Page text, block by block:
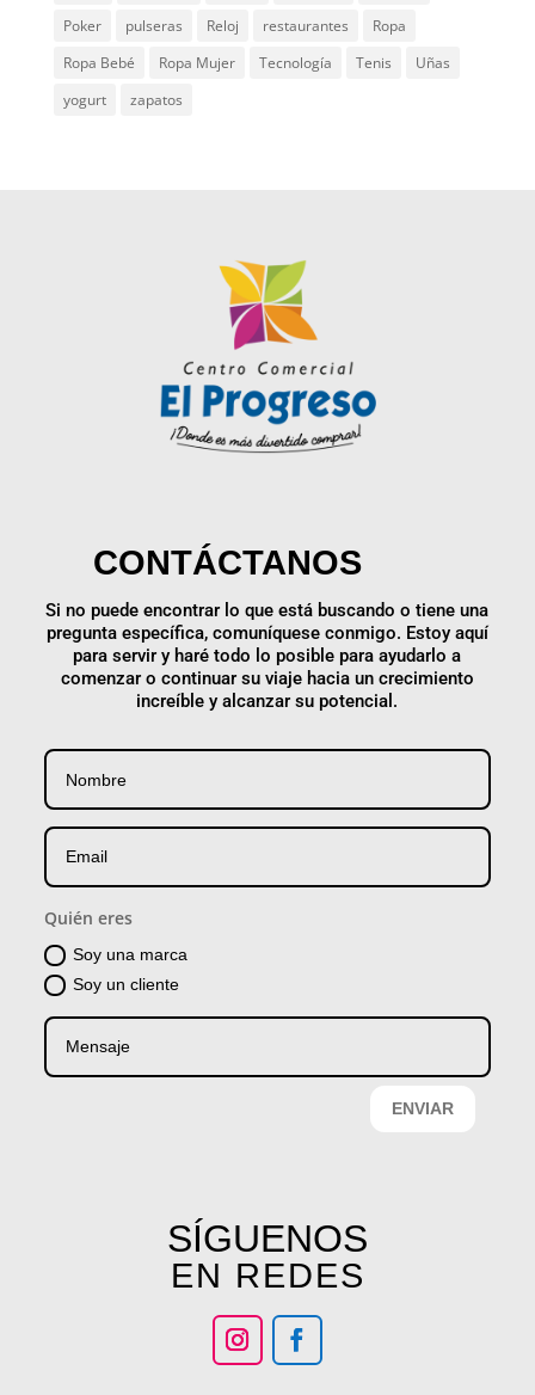
Poker
pulseras Reloj restaurantes
Ropa
Ropa Bebé
Ropa Mujer Tecnología Tenis
Uñas
yogurt
zapatos
CONTÁCTANOS
Si no puede encontrar lo que está buscando o tiene una
pregunta específica, comuníquese conmigo. Estoy aquí
para servir y haré todo lo posible para ayudarlo a
comenzar o continuar su viaje hacia un crecimiento
increíble y alcanzar su potencial.
Quién eres
Soy una marca
Soy un cliente
ENVIAR
SÍGUENOS
EN REDES